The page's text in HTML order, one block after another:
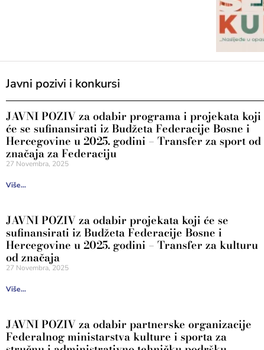
Javni pozivi i konkursi
JAVNI POZIV za odabir programa i projekata koji
će se sufinansirati iz Budžeta Federacije Bosne i
Hercegovine u 2025. godini – Transfer za sport od
značaja za Federaciju
27 Novembra, 2025
Više...
JAVNI POZIV za odabir projekata koji će se
sufinansirati iz Budžeta Federacije Bosne i
Hercegovine u 2025. godini – Transfer za kulturu
od značaja
27 Novembra, 2025
Više...
JAVNI POZIV za odabir partnerske organizacije
Federalnog ministarstva kulture i sporta za